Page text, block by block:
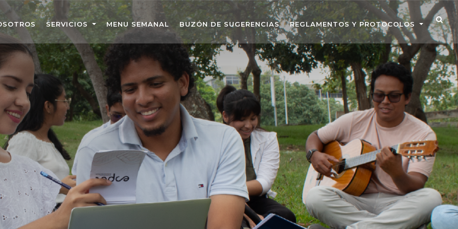
SERVICIOS MENU SEMANAL BUZÓN DE SUGERENCIAS REGLAMENTOS Y PROTOCOLOS